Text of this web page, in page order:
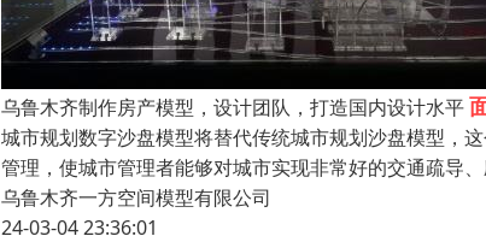
乌鲁木齐制作房产模型，设计团队，打造国内设计水平
城市规划数字沙盘模型将替代传统城市规划沙盘模型，
管理，使城市管理者能够对城市实现非常好的交通疏导
乌鲁木齐一方空间模型有限公司
24-03-04 23:36:01